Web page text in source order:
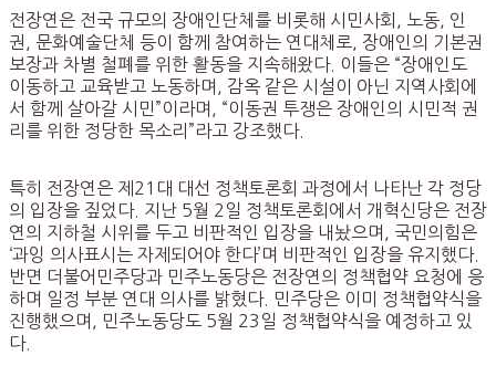
전장연은 전국 규모의 장애인단체를 비롯해 시민사회, 노동, 인
권, 문화예술단체 등이 함께 참여하는 연대체로, 장애인의 기본권
보장과 차별 철폐를 위한 활동을 지속해왔다. 이들은 “장애인도
이동하고 교육받고 노동하며, 감옥 같은 시설이 아닌 지역사회에
서 함께 살아갈 시민”이라며, “이동권 투쟁은 장애인의 시민적 권
리를 위한 정당한 목소리”라고 강조했다.
특히 전장연은 제21대 대선 정책토론회 과정에서 나타난 각 정당
의 입장을 짚었다. 지난 5월 2일 정책토론회에서 개혁신당은 전장
연의 지하철 시위를 두고 비판적인 입장을 내놨으며, 국민의힘은
‘과잉 의사표시는 자제되어야 한다’며 비판적인 입장을 유지했다.
반면 더불어민주당과 민주노동당은 전장연의 정책협약 요청에 응
하며 일정 부분 연대 의사를 밝혔다. 민주당은 이미 정책협약식을
진행했으며, 민주노동당도 5월 23일 정책협약식을 예정하고 있
다.